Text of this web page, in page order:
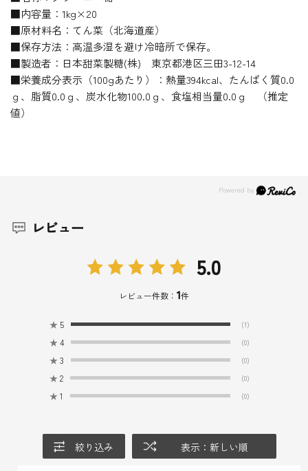
■内容量：1kg×20
■原材料名：てん菜（北海道産）
■保存方法：高温多湿を避け冷暗所で保存。
■製造者：日本甜菜製糖(株) 東京都港区三田3-12-14
■栄養成分表示（100gあたり）：熱量394kcal、たんぱく質0.0
ｇ、脂質0.0ｇ、炭水化物100.0ｇ、食塩相当量0.0ｇ （推定
値）
レビュー
5.0
レビュー件数： 1件
★ 5 (1)
★ 4 (0)
★ 3 (0)
★ 2 (0)
★ 1 (0)
絞り込み 表示：新しい順